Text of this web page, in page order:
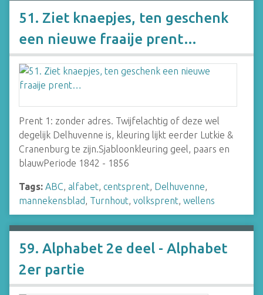
51. Ziet knaepjes, ten geschenk
een nieuwe fraaije prent…
Prent 1: zonder adres. Twijfelachtig of deze wel
degelijk Delhuvenne is, kleuring lijkt eerder Lutkie &
Cranenburg te zijn.Sjabloonkleuring geel, paars en
blauwPeriode 1842 - 1856
Tags: ABC, alfabet, centsprent, Delhuvenne,
mannekensblad, Turnhout, volksprent, wellens
59. Alphabet 2e deel - Alphabet
2er partie